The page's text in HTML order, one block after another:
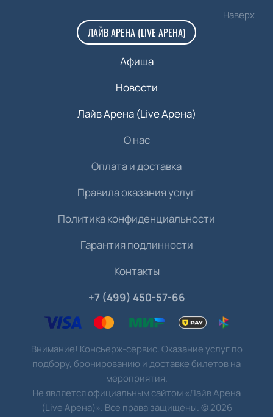
Наверх
ЛАЙВ АРЕНА (LIVE АРЕНА)
Афиша
Новости
Лайв Арена (Live Арена)
О нас
Оплата и доставка
Правила оказания услуг
Политика конфиденциальности
Гарантия подлинности
Контакты
+7 (499) 450-57-66
Внимание! Консьерж-сервис. Оказание услуг по
подбору, бронированию и доставке билетов на
мероприятия.
Не является официальным сайтом «Лайв Арена
(Live Арена)». Все права защищены.©2026